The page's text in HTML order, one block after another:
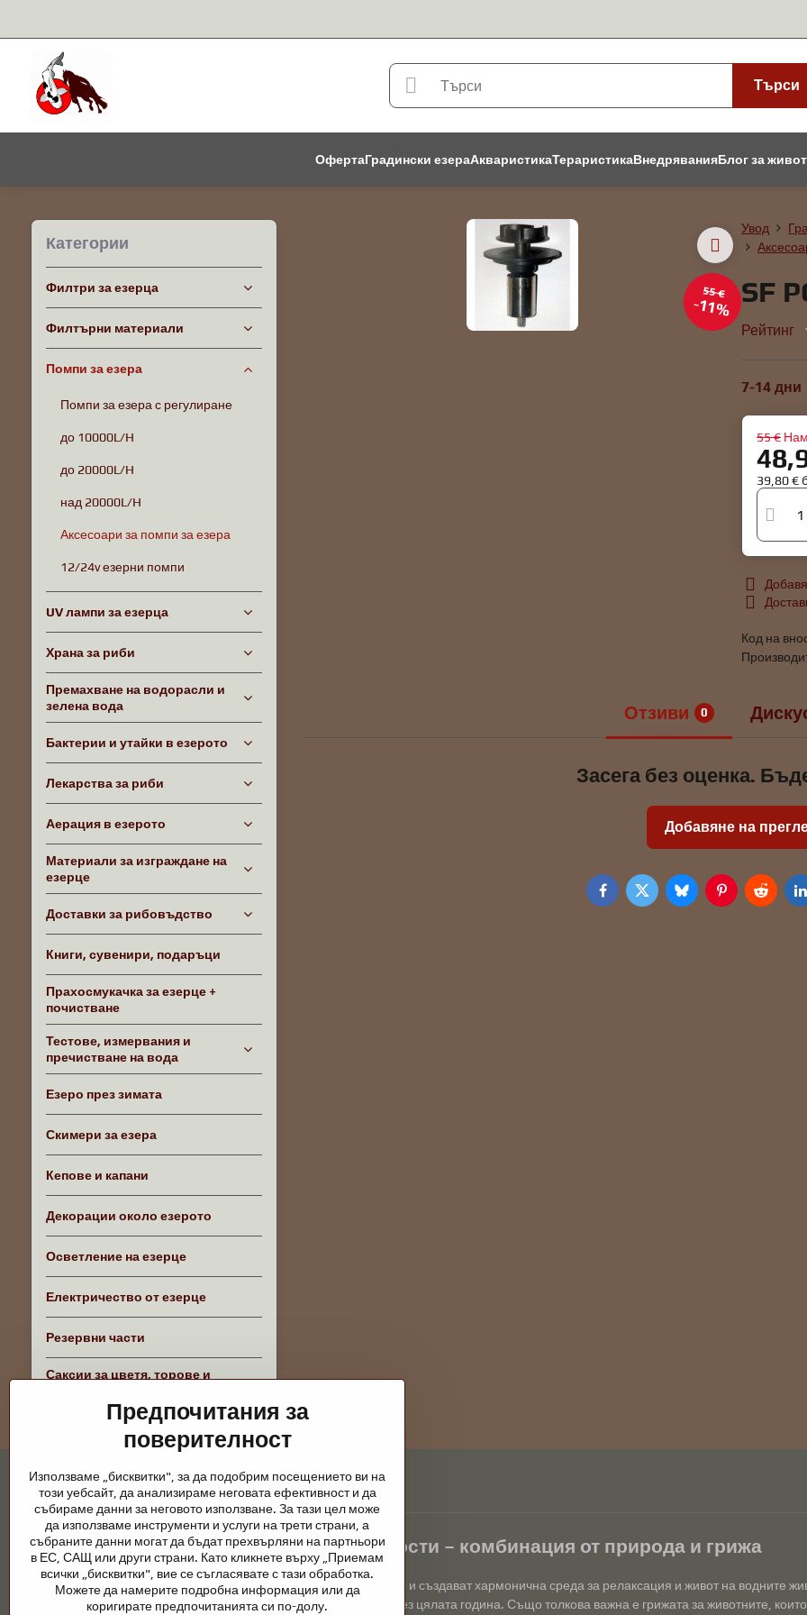
Търси
ОфертаГрадински езераАкваристикаТераристикаВнедряванияБлог за
55 €
11%
Увод
SF
Рейтинг
7-14 дни
55 €
39,80 €
Код на
Отзиви 0
Засега без оценка.
Добавяне на
FacebookTwitterBlueskyPinterestReddit
Категории
Филтри за езерца
Филтърни материали
Помпи за езера
Помпи за езера с регулиране
до 10000L/H
до 20000L/H
над 20000L/H
Аксесоари за помпи за езера
12/24v езерни помпи
UV лампи за езерца
Храна за риби
Премахване на водорасли и
зелена вода
Бактерии и утайки в езерото
Лекарства за риби
Аерация в езерото
Материали за изграждане на
езерце
Доставки за рибовъдство
Книги, сувенири, подаръци
Прахосмукачка за езерце +
почистване
Тестове, измервания и
пречистване на вода
Езеро през зимата
Скимери за езера
Кепове и капани
Декорации около езерото
Осветление на езерце
Електричество от езерце
Резервни части
Саксии за цветя, торове и
Градински езера и конски принадлежности – комбинация от природа и грижа
Градинските езера са красиво допълнение към всеки екстериор и създават хармонична среда за релаксация и живот на водните
поддръжка са ключови за чиста вода и здравословно езерце през цялата година. Също толкова важна е грижата за животните,
Предпочитания за
поверителност
Използваме „бисквитки", за да подобрим посещението ви на
този уебсайт, да анализираме неговата ефективност и да
събираме данни за неговото използване. За тази цел може
да използваме инструменти и услуги на трети страни, а
събраните данни могат да бъдат прехвърляни на партньори
в ЕС, САЩ или други страни. Като кликнете върху „Приемам
всички „бисквитки", вие се съгласявате с тази обработка.
Можете да намерите подробна информация или да
коригирате предпочитанията си по-долу.